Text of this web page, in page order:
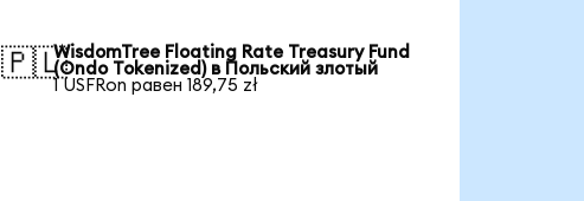
🇵🇱WisdomTree Floating Rate Treasury Fund
(Ondo Tokenized) в Польский злотый
1 USFRon равен 189,75 zł